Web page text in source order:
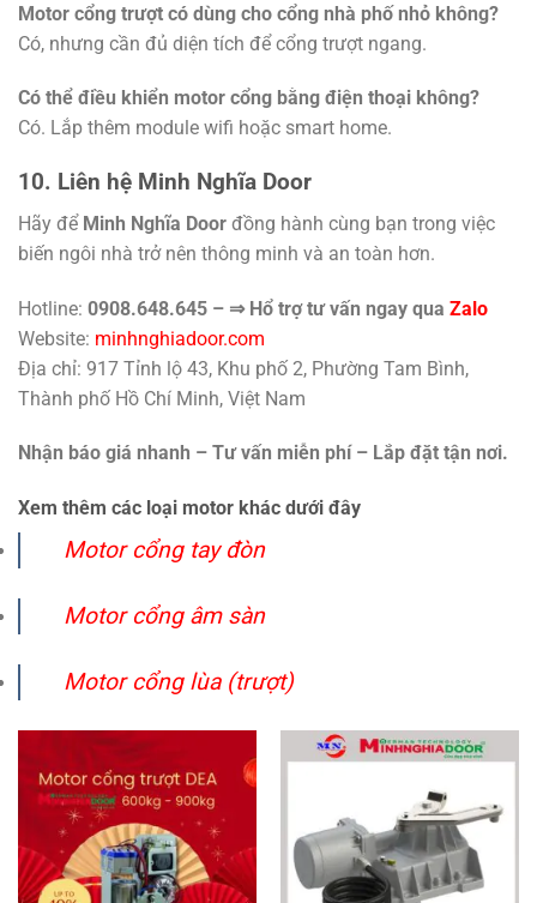
Motor cổng trượt có dùng cho cổng nhà phố nhỏ không?
Có, nhưng cần đủ diện tích để cổng trượt ngang.
Có thể điều khiển motor cổng bằng điện thoại không?
Có. Lắp thêm module wifi hoặc smart home.
10. Liên hệ Minh Nghĩa Door
Hãy để Minh Nghĩa Door đồng hành cùng bạn trong việc
biến ngôi nhà trở nên thông minh và an toàn hơn.
Hotline: 0908.648.645 – ⇒ Hổ trợ tư vấn ngay qua Zalo
Website: minhnghiadoor.com
Địa chỉ: 917 Tỉnh lộ 43, Khu phố 2, Phường Tam Bình,
Thành phố Hồ Chí Minh, Việt Nam
Nhận báo giá nhanh – Tư vấn miễn phí – Lắp đặt tận nơi.
Xem thêm các loại motor khác dưới đây
Motor cổng tay đòn
Motor cổng âm sàn
Motor cổng lùa (trượt)